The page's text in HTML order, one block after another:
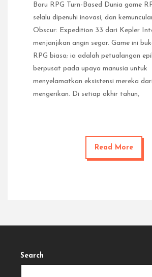
Baru RPG Turn-Based Dunia game
selalu dipenuhi inovasi, dan
Obscur: Expedition 33 dari Kepler
menjanjikan angin segar. Game ini
RPG biasa; ia adalah petualangan
berpusat pada upaya manusia untuk
menyelamatkan eksistensi mereka
mengerikan. Di setiap akhir tahun,
Read More
Search